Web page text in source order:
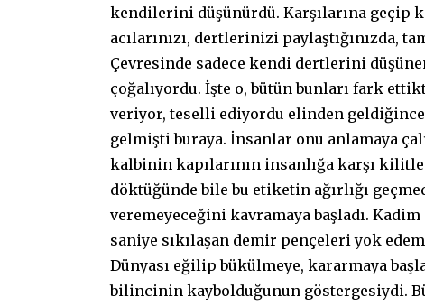
kendilerini düşünürdü. Karşılarına geçip
acılarınızı, dertlerinizi
Çevresinde sadece kendi dertlerini
çoğalıyordu. İşte o, bütün bunları fark
veriyor, teselli ediyordu elinden
gelmişti buraya. İnsanlar onu anlamaya
kalbinin kapılarının insanlığa karşı
döktüğünde bile bu etiketin ağırlığı
veremeyeceğini kavramaya başladı.
saniye sıkılaşan demir pençeleri yok
Dünyası eğilip bükülmeye, kararmaya
bilincinin kaybolduğunun göstergesiydi.